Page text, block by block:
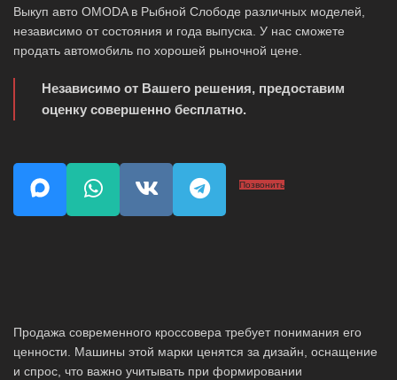
Выкуп авто OMODA в Рыбной Слободе различных моделей,
независимо от состояния и года выпуска. У нас сможете
продать автомобиль по хорошей рыночной цене.
Независимо от Вашего решения, предоставим
оценку совершенно бесплатно.
Позвонить
Продажа современного кроссовера требует понимания его
ценности. Машины этой марки ценятся за дизайн, оснащение
и спрос, что важно учитывать при формировании